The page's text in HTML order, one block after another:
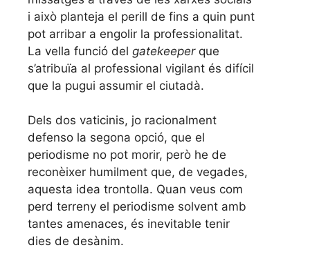
i això planteja el perill de fins a quin punt
pot arribar a engolir la professionalitat.
La vella funció del gatekeeperque
s’atribuïa al professional vigilant és difícil
que la pugui assumir el ciutadà.
Dels dos vaticinis, jo racionalment
defenso la segona opció, que el
periodisme no pot morir, però he de
reconèixer humilment que, de vegades,
aquesta idea trontolla. Quan veus com
perd terreny el periodisme solvent amb
tantes amenaces, és inevitable tenir
dies de desànim.